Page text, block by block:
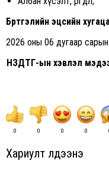
Бүртгэлийн эцсийн
2026 оны 06 дугаар
НЗДТГ-ын хэвлэл
0 0 0 0
Хариулт үлдээнэ үү